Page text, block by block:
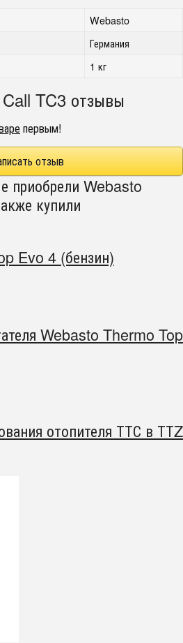
Webasto
Германия
1 кг
TC3 отзывы
первым!
отзыв
приобрели Webasto
купили
Evo 4 (бензин)
Webasto Thermo Top
отопителя ТТС в ТТZ